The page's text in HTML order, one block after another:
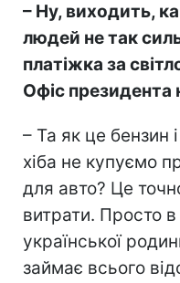
– Ну, виходить,
людей не так
платіжка за
Офіс президента
– Та як це бензин
хіба не купуємо
для авто? Це
витрати. Просто
української
займає всього